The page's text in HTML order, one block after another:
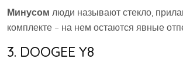
Минусом люди называют стекло,
комплекте – на нем остаются явные
3. DOOGEE Y8